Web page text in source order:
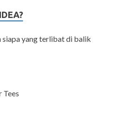
yang terlibat di balik